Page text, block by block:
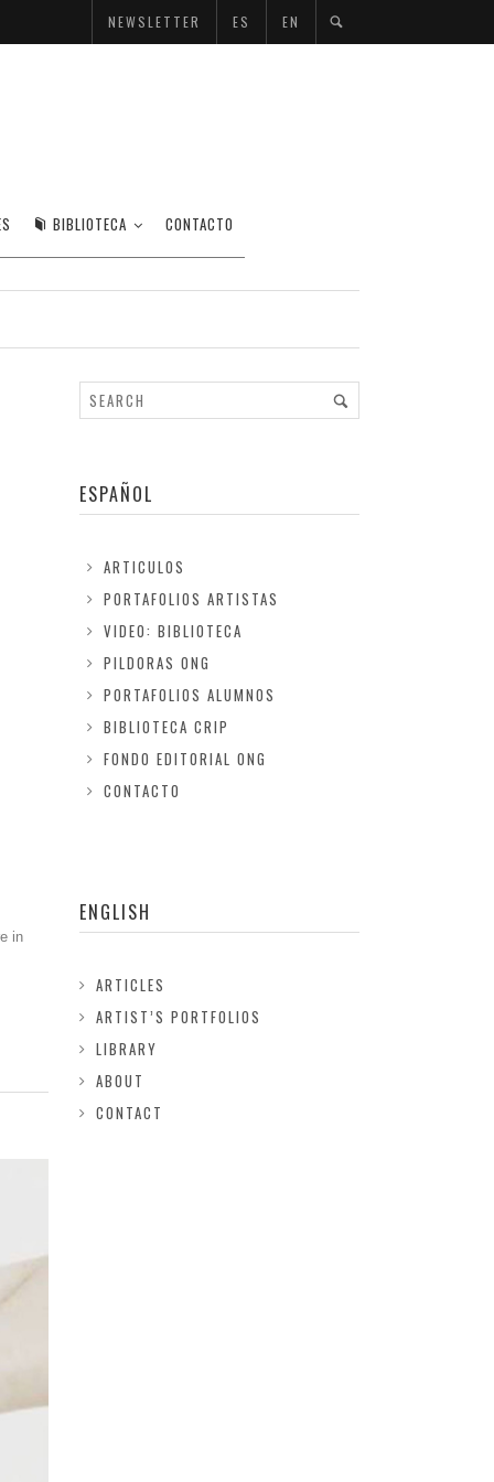
NEWSLETTER ES EN
BIBLIOTECA CONTACTO
in
ESPAÑOL
ARTICULOS
PORTAFOLIOS ARTISTAS
VIDEO: BIBLIOTECA
PILDORAS ONG
PORTAFOLIOS ALUMNOS
BIBLIOTECA CRIP
FONDO EDITORIAL ONG
CONTACTO
ENGLISH
ARTICLES
ARTIST’S PORTFOLIOS
LIBRARY
ABOUT
CONTACT